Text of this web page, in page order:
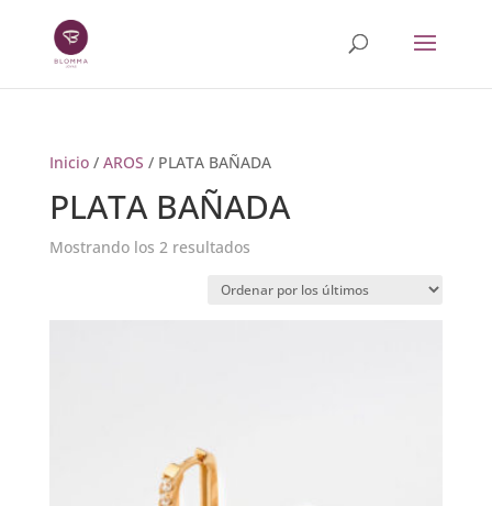
Inicio/ AROS / PLATA BAÑADA
PLATA BAÑADA
Mostrando los 2 resultadosOrdenado
los